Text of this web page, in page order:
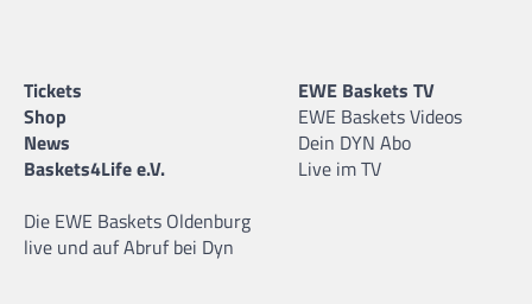
Tickets
Shop
News
Baskets4Life e.V.
Die EWE Baskets Oldenburg
live und auf Abruf bei Dyn
EWE Baskets TV
EWE Baskets Videos
Dein DYN Abo
Live im TV